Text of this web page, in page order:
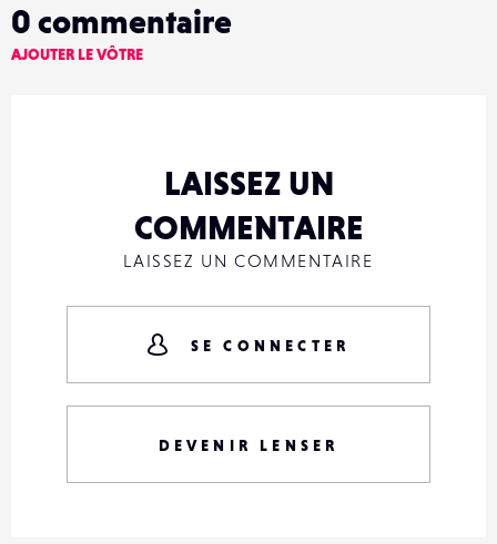
0 commentaire
AJOUTER LE VÔTRE
LAISSEZ UN
COMMENTAIRE
LAISSEZ UN COMMENTAIRE
SE CONNECTER
DEVENIR LENSER